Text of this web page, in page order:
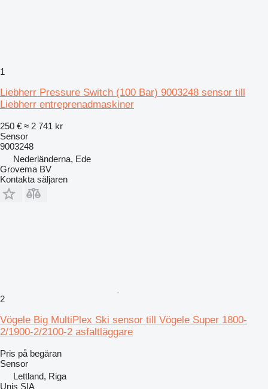
1
Liebherr Pressure Switch (100 Bar) 9003248 sensor till
Liebherr entreprenadmaskiner
250 € ≈ 2 741 kr
Sensor
9003248
Nederländerna, Ede
Grovema BV
Kontakta säljaren
2
Vögele Big MultiPlex Ski sensor till Vögele Super 1800-
2/1900-2/2100-2 asfaltläggare
Pris på begäran
Sensor
Lettland, Riga
Unis SIA